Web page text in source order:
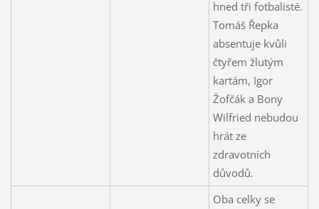
hned tři fotbalisté.
Tomáš Řepka
absentuje kvůli
čtyřem žlutým
kartám, Igor
Žofčák a Bony
Wilfried nebudou
hrát ze
zdravotních
důvodů.
Oba celky se